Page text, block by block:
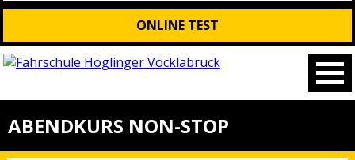
ONLINE TEST
ABENDKURS NON-STOP